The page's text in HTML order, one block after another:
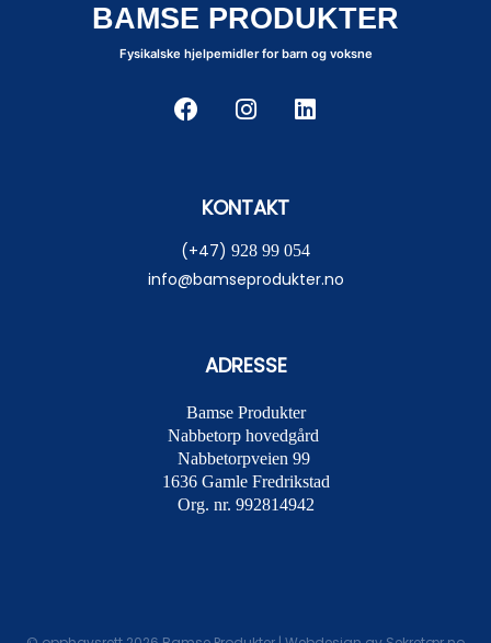
BAMSE PRODUKTER
Fysikalske hjelpemidler for barn og voksne
KONTAKT
(+47) 928 99 054
info@bamseprodukter.no
ADRESSE
Bamse Produkter
Nabbetorp hovedgård
Nabbetorpveien 99
1636 Gamle Fredrikstad
Org. nr. 992814942